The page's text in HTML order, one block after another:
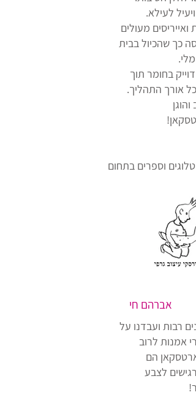
ואייריסים מעולים
כך שהכיול בבית
בחומר תוך
אורך התהליך.
וספרים בתחום
אברהם חי
רבות ועבדנו על
אמנות לרוב
הם
לצבע